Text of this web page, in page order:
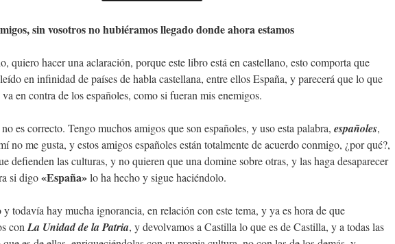
sin vosotros no hubiéramos llegado donde ahora estamos
quiero hacer una aclaración, porque este libro está en castellano, esto comporta que
en infinidad de países de habla castellana, entre ellos España, y parecerá que lo que
en contra de los españoles, como si fueran mis enemigos.
es correcto. Tengo muchos amigos que son españoles, y uso esta palabra, españoles,
no me gusta, y estos amigos españoles están totalmente de acuerdo conmigo, ¿por qué?,
defienden las culturas, y no quieren que una domine sobre otras, y las haga desaparecer
si digo«España»lo ha hecho y sigue haciéndolo.
todavía hay mucha ignorancia, en relación con este tema, y ya es hora de que
con La Unidad de la Patria, y devolvamos a Castilla lo que es de Castilla, y a todas las